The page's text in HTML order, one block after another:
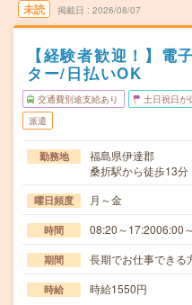
未読 掲載日 2026/08/07
【経験者歓迎！】電
ター/日払いOK
交通費別途支給あり 土日祝日が
派遣
勤務地
福島県伊達郡
桑折駅から徒歩13分
曜日頻度 月～金
時間 08:20～17:2006:00
期間 長期でお仕事できる
時給 時給1550円